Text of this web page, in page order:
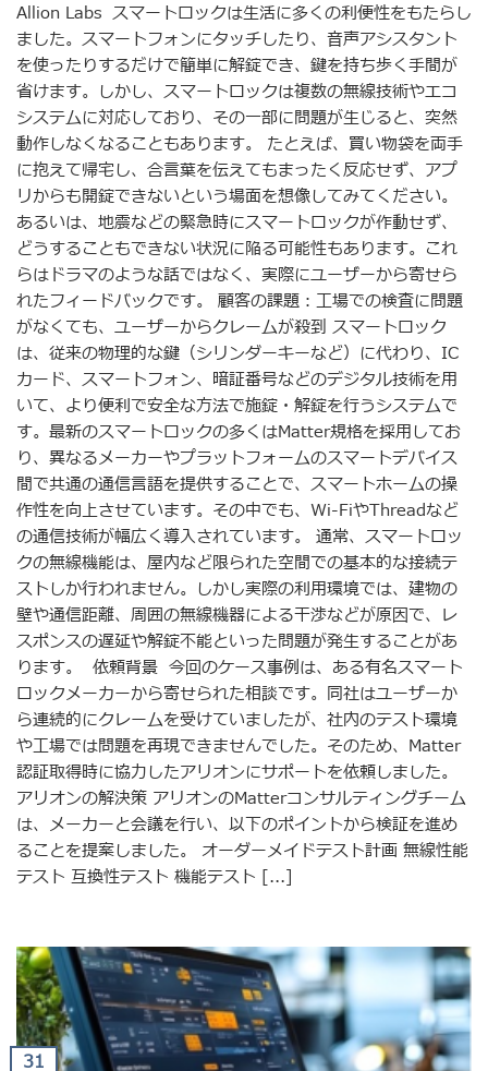
Allion Labs スマートロックは生活に多くの利便性をもたらし
ました。スマートフォンにタッチしたり、音声アシスタント
を使ったりするだけで簡単に解錠でき、鍵を持ち歩く手間が
省けます。しかし、スマートロックは複数の無線技術やエコ
システムに対応しており、その一部に問題が生じると、突然
動作しなくなることもあります。 たとえば、買い物袋を両手
に抱えて帰宅し、合言葉を伝えてもまったく反応せず、アプ
リからも開錠できないという場面を想像してみてください。
あるいは、地震などの緊急時にスマートロックが作動せず、
どうすることもできない状況に陥る可能性もあります。これ
らはドラマのような話ではなく、実際にユーザーから寄せら
れたフィードバックです。 顧客の課題：工場での検査に問題
がなくても、ユーザーからクレームが殺到 スマートロック
は、従来の物理的な鍵（シリンダーキーなど）に代わり、IC
カード、スマートフォン、暗証番号などのデジタル技術を用
いて、より便利で安全な方法で施錠・解錠を行うシステムで
す。最新のスマートロックの多くはMatter規格を採用してお
り、異なるメーカーやプラットフォームのスマートデバイス
間で共通の通信言語を提供することで、スマートホームの操
作性を向上させています。その中でも、Wi-FiやThreadなど
の通信技術が幅広く導入されています。 通常、スマートロッ
クの無線機能は、屋内など限られた空間での基本的な接続テ
ストしか行われません。しかし実際の利用環境では、建物の
壁や通信距離、周囲の無線機器による干渉などが原因で、レ
スポンスの遅延や解錠不能といった問題が発生することがあ
ります。 依頼背景 今回のケース事例は、ある有名スマート
ロックメーカーから寄せられた相談です。同社はユーザーか
ら連続的にクレームを受けていましたが、社内のテスト環境
や工場では問題を再現できませんでした。そのため、Matter
認証取得時に協力したアリオンにサポートを依頼しました。
アリオンの解決策 アリオンのMatterコンサルティングチーム
は、メーカーと会議を行い、以下のポイントから検証を進め
ることを提案しました。 オーダーメイドテスト計画 無線性能
テスト 互換性テスト 機能テスト [...]
31